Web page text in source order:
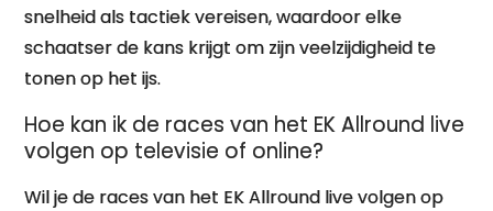
snelheid als tactiek vereisen, waardoor elke
schaatser de kans krijgt om zijn veelzijdigheid te
tonen op het ijs.
Hoe kan ik de races van het EK Allround live
volgen op televisie of online?
Wil je de races van het EK Allround live volgen op